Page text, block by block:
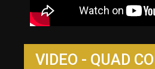
VIDEO - QUAD